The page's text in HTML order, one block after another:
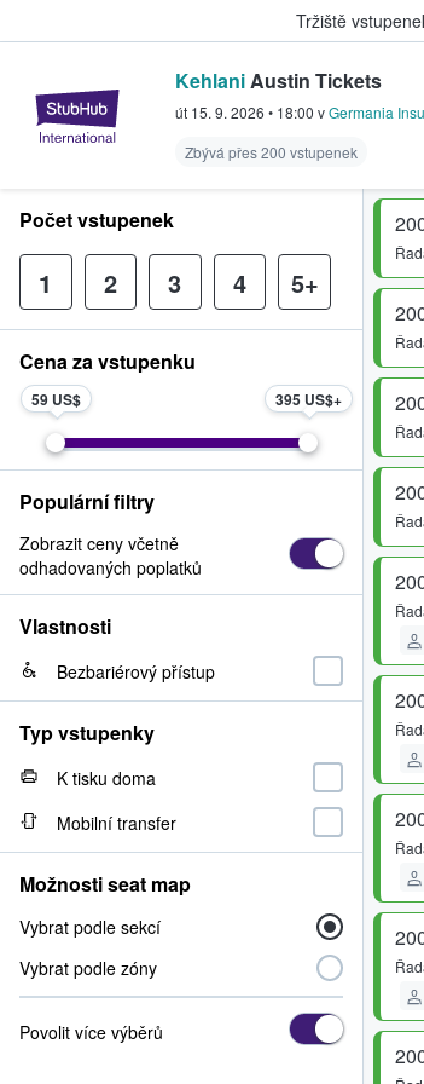
Tržiště
StubHub – Místo,
KehlaniAustin Tickets
út 15. 9. 2026 • 18:00 vGermania
Zbývá přes 200 vstupenek
Počet vstupenek
1 2 3 4 5+
Cena za vstupenku
59 US$ 395 US$
Populární filtry
Zobrazit ceny včetně
odhadovaných poplatků
Vlastnosti
Bezbariérový přístup
Typ vstupenky
K tisku doma
Mobilní transfer
Možnosti seat map
Vybrat podle sekcí
Vybrat podle zóny
Povolit více výběrů